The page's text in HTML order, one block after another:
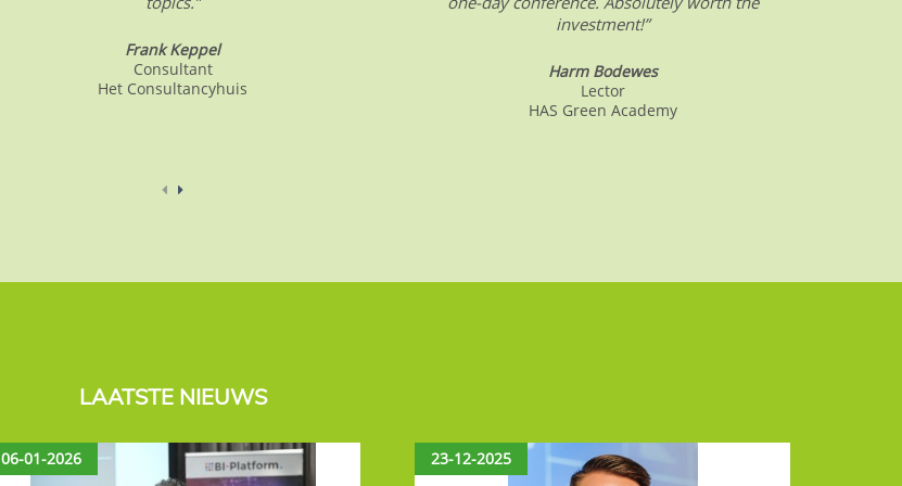
Frank Keppel
Consultant
Het Consultancyhuis
investment!”
Harm Bodewes
Lector
HAS Green Academy
LAATSTE NIEUWS
06-01-2026 23-12-2025